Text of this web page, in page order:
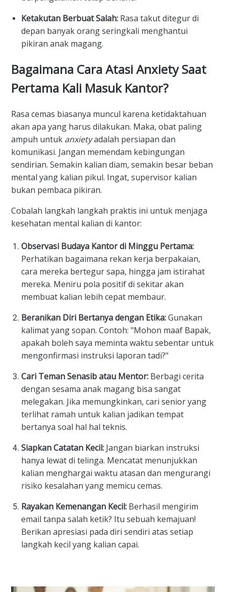
Ketakutan Berbuat Salah: Rasa takut ditegur di
depan banyak orang seringkali menghantui
pikiran anak magang.
Bagaimana Cara Atasi Anxiety Saat
Pertama Kali Masuk Kantor?
Rasa cemas biasanya muncul karena ketidaktahuan
akan apa yang harus dilakukan. Maka, obat paling
ampuh untuk anxietyadalah persiapan dan
komunikasi. Jangan memendam kebingungan
sendirian. Semakin kalian diam, semakin besar beban
mental yang kalian pikul. Ingat, supervisor kalian
bukan pembaca pikiran.
Cobalah langkah langkah praktis ini untuk menjaga
kesehatan mental kalian di kantor:
Observasi Budaya Kantor di Minggu Pertama:
Perhatikan bagaimana rekan kerja berpakaian,
cara mereka bertegur sapa, hingga jam istirahat
mereka. Meniru pola positif di sekitar akan
membuat kalian lebih cepat membaur.
Beranikan Diri Bertanya dengan Etika:Gunakan
kalimat yang sopan. Contoh: "Mohon maaf Bapak,
apakah boleh saya meminta waktu sebentar untuk
mengonfirmasi instruksi laporan tadi?"
Cari Teman Senasib atau Mentor: Berbagi cerita
dengan sesama anak magang bisa sangat
melegakan. Jika memungkinkan, cari senior yang
terlihat ramah untuk kalian jadikan tempat
bertanya soal hal hal teknis.
Siapkan Catatan Kecil: Jangan biarkan instruksi
hanya lewat di telinga. Mencatat menunjukkan
kalian menghargai waktu atasan dan mengurangi
risiko kesalahan yang memicu cemas.
Rayakan Kemenangan Kecil: Berhasil mengirim
email tanpa salah ketik? Itu sebuah kemajuan!
Berikan apresiasi pada diri sendiri atas setiap
langkah kecil yang kalian capai.